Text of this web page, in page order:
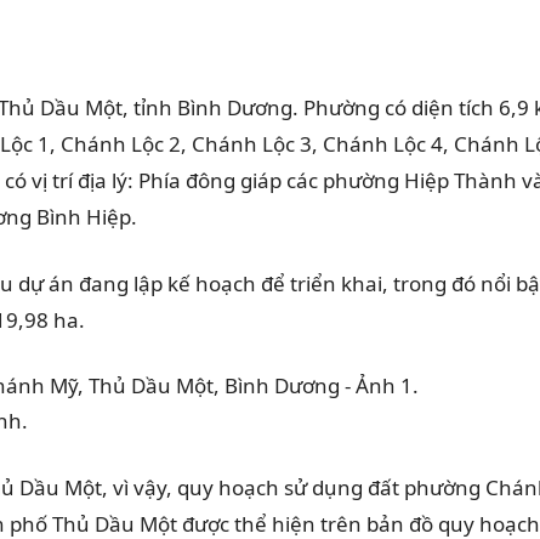
Dầu Một, tỉnh Bình Dương. Phường có diện tích
1, Chánh Lộc 2, Chánh Lộc 3, Chánh Lộc 4, Chánh
vị trí địa lý: Phía đông giáp các phường Hiệp Thành
Bình Hiệp.
dự án đang lập kế hoạch để triển khai, trong đó nổi
ha.
Dầu Một, vì vậy, quy hoạch sử dụng đất phường
Thủ Dầu Một được thể hiện trên bản đồ quy